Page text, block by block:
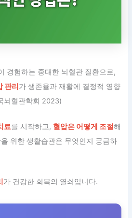
경험하는 중대한 뇌혈관 질환으로,
관리가 생존율과 재활에 결정적 영향
뇌혈관학회 2023)
료를 시작하고, 혈압은 어떻게 조절해
위한 생활습관은 무엇인지 궁금하
가 건강한 회복의 열쇠입니다.